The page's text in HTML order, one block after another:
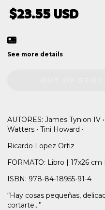
$23.55 USD
See more details
AUTORES: James Tynion IV
Watters • Tini Howard •
Ricardo Lopez Ortiz
FORMATO: Libro | 17x26
ISBN: 978-84-18955-91-4
“Hay cosas pequeñas,
cortarte...”